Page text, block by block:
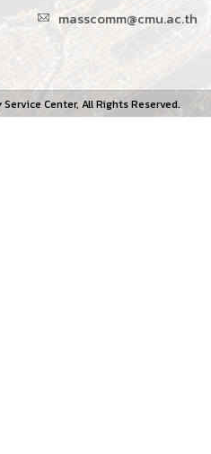
masscomm@cmu.ac.th
Center, All Rights Reserved.